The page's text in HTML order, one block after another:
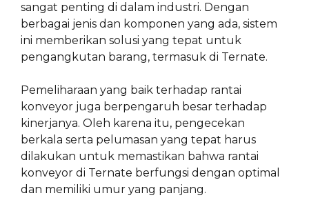
sangat penting di dalam industri. Dengan
berbagai jenis dan komponen yang ada, sistem
ini memberikan solusi yang tepat untuk
pengangkutan barang, termasuk di Ternate.
Pemeliharaan yang baik terhadap rantai
konveyor juga berpengaruh besar terhadap
kinerjanya. Oleh karena itu, pengecekan
berkala serta pelumasan yang tepat harus
dilakukan untuk memastikan bahwa rantai
konveyor di Ternate berfungsi dengan optimal
dan memiliki umur yang panjang.